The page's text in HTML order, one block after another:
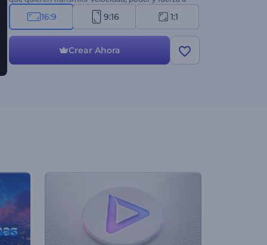
través de una introducción llena de energía.
16:9 9:16 1:1
Crear Ahora